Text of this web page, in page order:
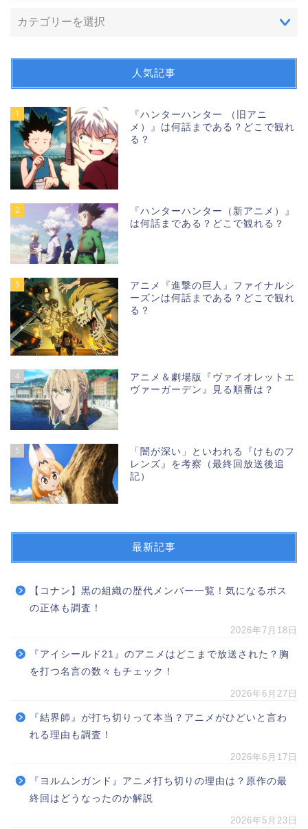
人気記事
1
『ハンターハンター （旧アニ
メ）』は何話まである？どこで観れ
る？
2
『ハンターハンター（新アニメ）』
は何話まである？どこで観れる？
3
アニメ『進撃の巨人』ファイナルシ
ーズンは何話まである？どこで観れ
る？
4
アニメ＆劇場版『ヴァイオレットエ
ヴァーガーデン』見る順番は？
5
「闇が深い」といわれる『けものフ
レンズ』を考察（最終回放送後追
記）
最新記事
【コナン】黒の組織の歴代メンバー一覧！気になるボス
の正体も調査！
2026年7月18日
『アイシールド21』のアニメはどこまで放送された？胸
を打つ名言の数々もチェック！
2026年6月27日
『結界師』が打ち切りって本当？アニメがひどいと言わ
れる理由も調査！
2026年6月17日
『ヨルムンガンド』アニメ打ち切りの理由は？原作の最
終回はどうなったのか解説
2026年5月23日